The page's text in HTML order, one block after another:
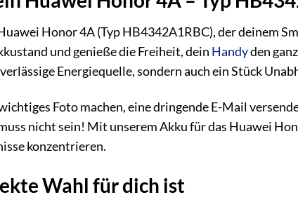
Honor 4A (Typ HB4342A1RBC), der deinem
und genieße die Freiheit, dein Handyden
Energiequelle, sondern auch ein Stück
Foto machen, eine dringende E-Mail
nicht sein! Mit unserem Akku für das Huawei
konzentrieren.
Wahl für dich ist